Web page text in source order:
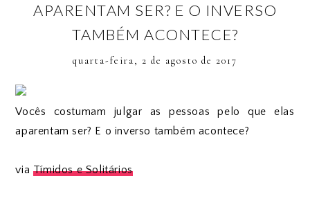
APARENTAM SER? E O INVERSO
TAMBÉM ACONTECE?
quarta-feira, 2 de agosto de 2017
Vocês costumam julgar as pessoas pelo que elas
aparentam ser? E o inverso também acontece?
via Tímidos e Solitários